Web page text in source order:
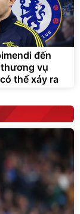
đến
vụ
thể xảy ra